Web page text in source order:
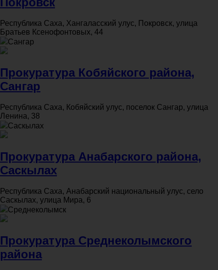
Республика Саха, Хангаласский улус, Покровск, улица
Братьев Ксенофонтовых, 44
Сангар
Прокуратура Кобяйского района,
Сангар
Республика Саха, Кобяйский улус, поселок Сангар, улица
Ленина, 38
Саскылах
Прокуратура Анабарского района,
Саскылах
Республика Саха, Анабарский национальный улус, село
Саскылах, улица Мира, 6
Среднеколымск
Прокуратура Среднеколымского
района